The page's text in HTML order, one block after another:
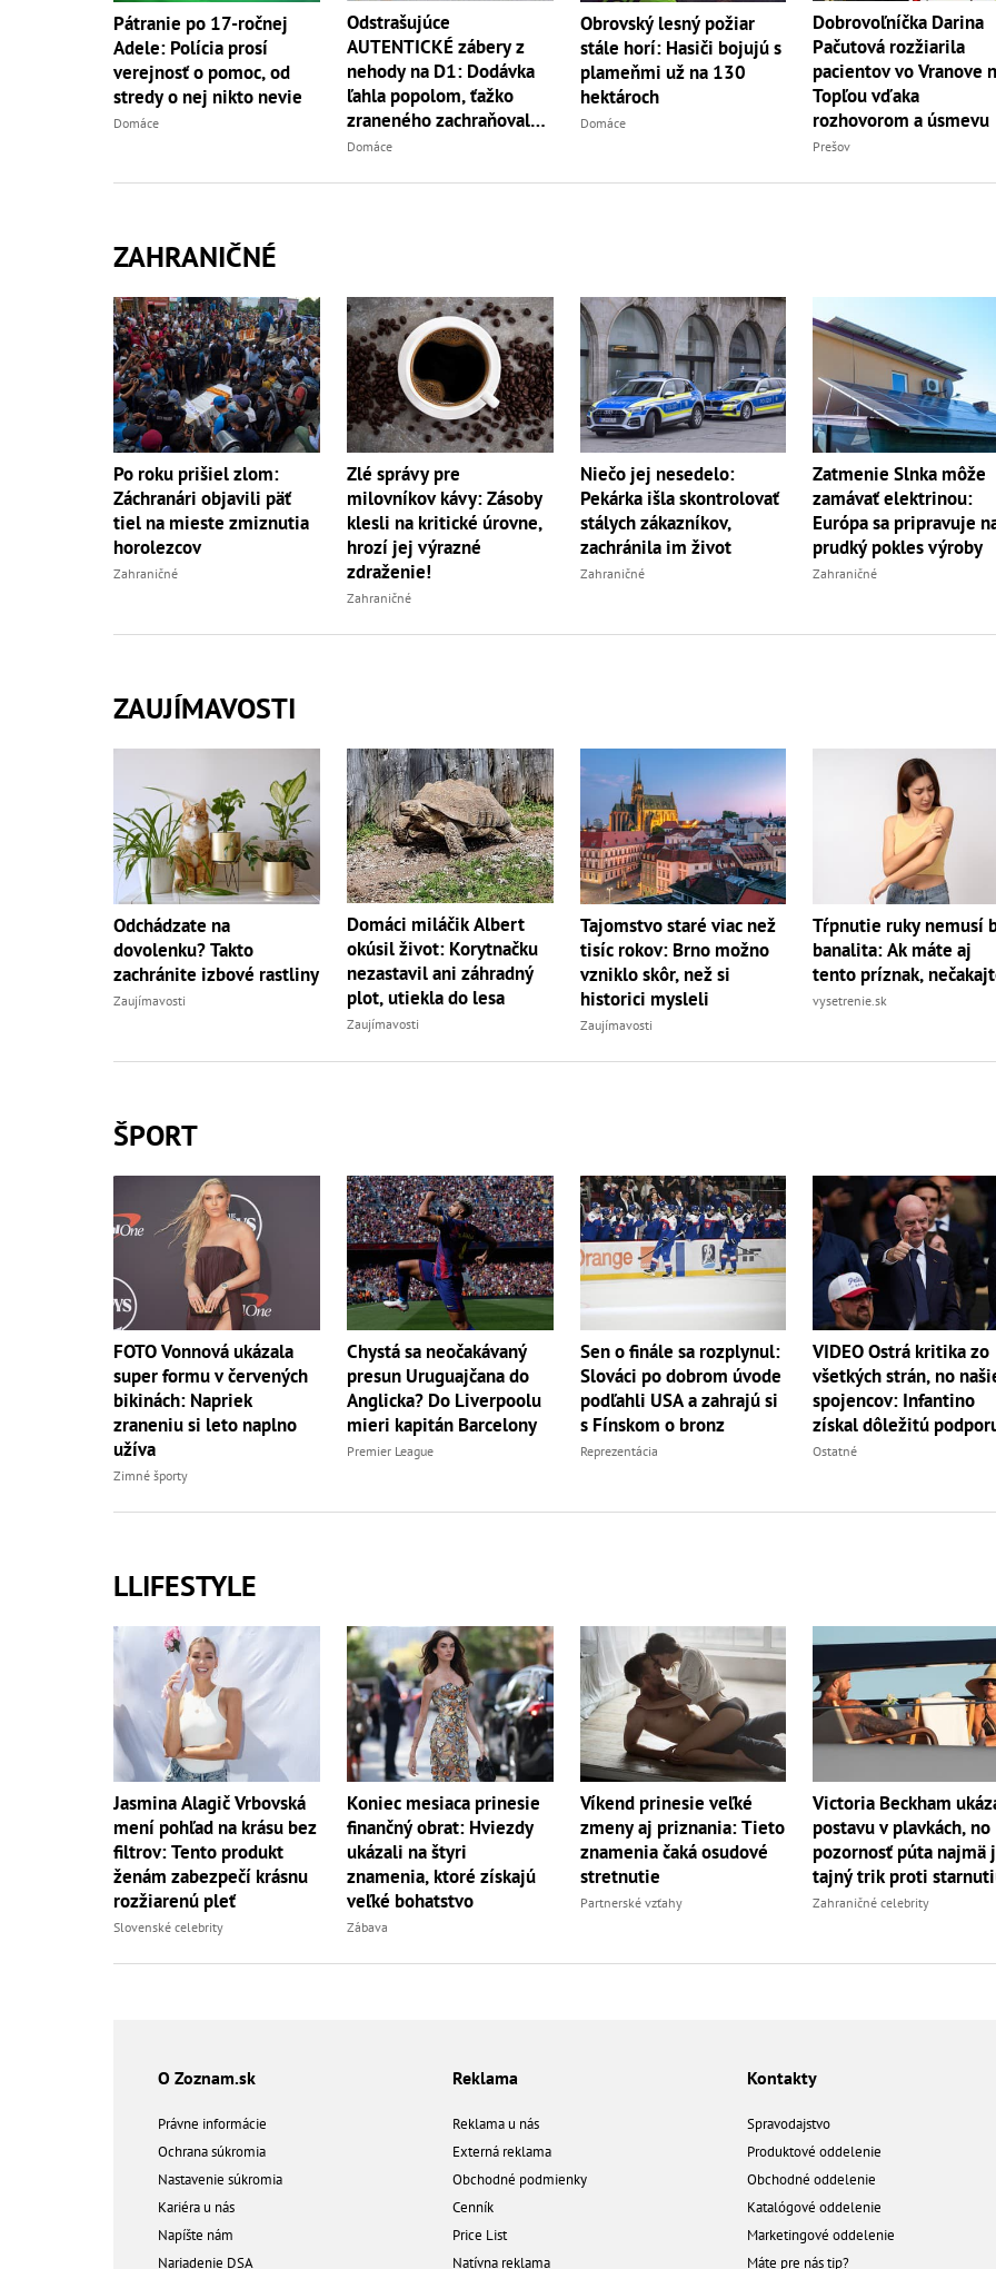
Pátranie po 17-ročnej
Adele: Polícia prosí
verejnosť o pomoc, od
stredy o nej nikto nevie
Domáce
Odstrašujúce
AUTENTICKÉ zábery z
nehody na D1: Dodávka
ľahla popolom, ťažko
zraneného zachraňoval
vrtuľník
Domáce
Obrovský lesný požiar
stále horí: Hasiči bojujú s
plameňmi už na 130
hektároch
Domáce
Dobrovoľníčka Darina
Pačutová rozžiarila
pacientov vo Vranove
Topľou vďaka
rozhovorom a úsmevu
Prešov
ZAHRANIČNÉ
Po roku prišiel zlom:
Záchranári objavili päť
tiel na mieste zmiznutia
horolezcov
Zahraničné
Zlé správy pre
milovníkov kávy: Zásoby
klesli na kritické úrovne,
hrozí jej výrazné
zdraženie!
Zahraničné
Niečo jej nesedelo:
Pekárka išla skontrolovať
stálych zákazníkov,
zachránila im život
Zahraničné
Zatmenie Slnka môže
zamávať elektrinou:
Európa sa pripravuje
prudký pokles výroby
Zahraničné
ZAUJÍMAVOSTI
Odchádzate na
dovolenku? Takto
zachránite izbové rastliny
Zaujímavosti
Domáci miláčik Albert
okúsil život: Korytnačku
nezastavil ani záhradný
plot, utiekla do lesa
Zaujímavosti
Tajomstvo staré viac než
tisíc rokov: Brno možno
vzniklo skôr, než si
historici mysleli
Zaujímavosti
Tŕpnutie ruky nemusí
banalita: Ak máte aj
tento príznak,
vysetrenie.sk
ŠPORT
FOTO Vonnová ukázala
super formu v červených
bikinách: Napriek
zraneniu si leto naplno
užíva
Zimné športy
Chystá sa neočakávaný
presun Uruguajčana do
Anglicka? Do Liverpoolu
mieri kapitán Barcelony
Premier League
Sen o finále sa rozplynul:
Slováci po dobrom úvode
podľahli USA a zahrajú si
s Fínskom o bronz
Reprezentácia
VIDEO Ostrá kritika zo
všetkých strán, no
spojencov: Infantino
získal dôležitú
Ostatné
LLIFESTYLE
Jasmina Alagič Vrbovská
mení pohľad na krásu bez
filtrov: Tento produkt
ženám zabezpečí krásnu
rozžiarenú pleť
Slovenské celebrity
Koniec mesiaca prinesie
finančný obrat: Hviezdy
ukázali na štyri
znamenia, ktoré získajú
veľké bohatstvo
Zábava
Víkend prinesie veľké
zmeny aj priznania: Tieto
znamenia čaká osudové
stretnutie
Partnerské vzťahy
Victoria Beckham
postavu v plavkách, no
pozornosť púta najmä
tajný trik proti
Zahraničné celebrity
O Zoznam.sk
Právne informácie
Ochrana súkromia
Nastavenie súkromia
Kariéra u nás
Napíšte nám
Nariadenie DSA
Reklama
Reklama u nás
Externá reklama
Obchodné podmienky
Cenník
Price List
Natívna reklama
Kontakty
Spravodajstvo
Produktové oddelenie
Obchodné oddelenie
Katalógové oddelenie
Marketingové oddelenie
Máte pre nás tip?